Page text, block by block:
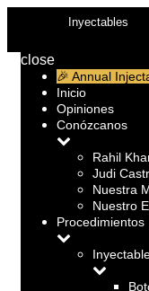
Inyectables
close
🎉 Annual
Inicio
Opiniones
Conózcanos
Rahil
Judi
Nuestra
Nuestro
Procedimientos